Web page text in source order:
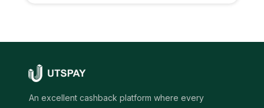
An excellent cashback platform where every